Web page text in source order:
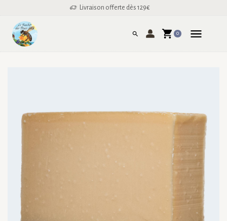
Livraison offerte dès 129€
0